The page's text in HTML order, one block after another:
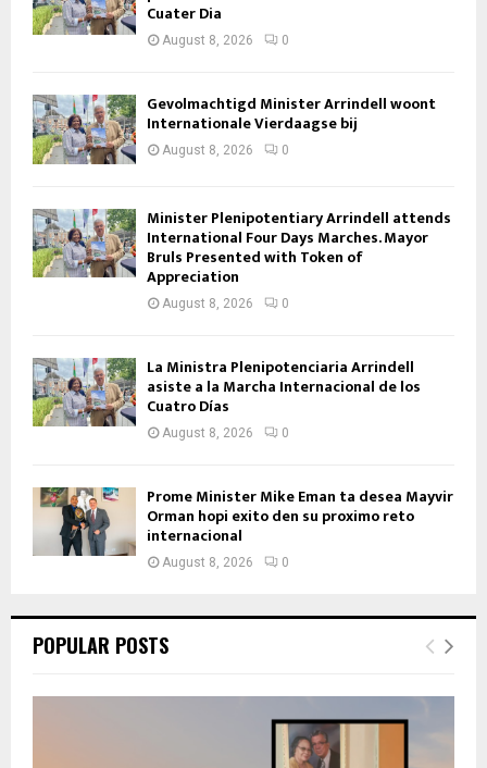
Cuater Dia
August 8, 2026 0
Gevolmachtigd Minister Arrindell woont
Internationale Vierdaagse bij
August 8, 2026 0
Minister Plenipotentiary Arrindell attends
International Four Days Marches. Mayor
Bruls Presented with Token of
Appreciation
August 8, 2026 0
La Ministra Plenipotenciaria Arrindell
asiste a la Marcha Internacional de los
Cuatro Días
August 8, 2026 0
Prome Minister Mike Eman ta desea Mayvir
Orman hopi exito den su proximo reto
internacional
August 8, 2026 0
POPULAR POSTS